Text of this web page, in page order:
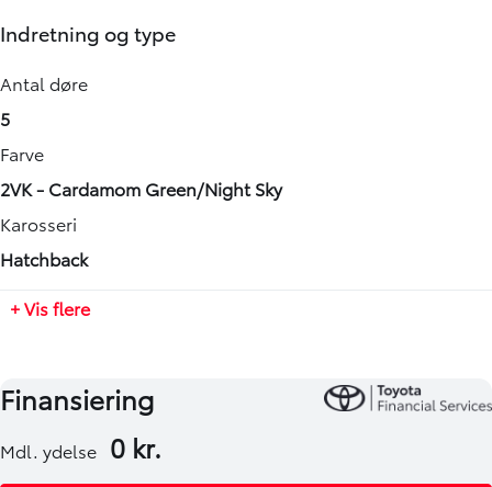
Indretning og type
Antal døre
5
Farve
2VK - Cardamom Green/Night Sky
Karosseri
Hatchback
1,0 l
Drivmiddel
Benzin
Geartype
Manuel
Antal cylindre
3
Nej
1740 mm
Højde
1510 mm
Længde
3700 mm
Tilkoblingsvægt med bremser
-
-
+ Vis flere